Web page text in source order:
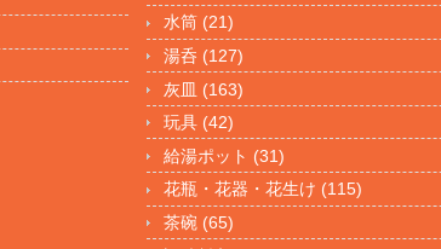
水筒 (21)
湯呑 (127)
灰皿 (163)
玩具 (42)
給湯ポット (31)
花瓶・花器・花生け (115)
茶碗 (65)